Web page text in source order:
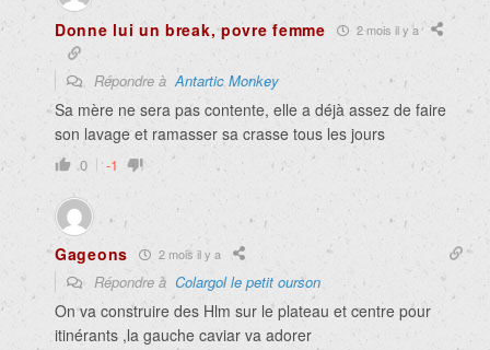
Donne lui un break, povre femme 2 mois il y a
Répondre àAntartic Monkey
Sa mère ne sera pas contente, elle a déjà assez de faire
son lavage et ramasser sa crasse tous les jours
0 -1
Gageons 2 mois il y a
Répondre à Colargol le petit ourson
On va construire des Hlm sur le plateau et centre pour
itinérants ,la gauche caviar va adorer